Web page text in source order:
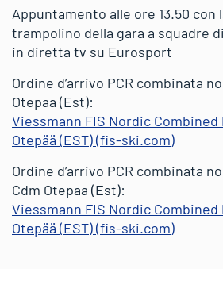
Appuntamento alle ore 13.50 con
trampolino della gara a squadre
in diretta tv su Eurosport
Ordine d’arrivo PCR combinata
Otepaa (Est):
Viessmann FIS Nordic
Otepää (EST) (fis-ski.com)
Ordine d’arrivo PCR combinata
Cdm Otepaa (Est):
Viessmann FIS Nordic
Otepää (EST) (fis-ski.com)